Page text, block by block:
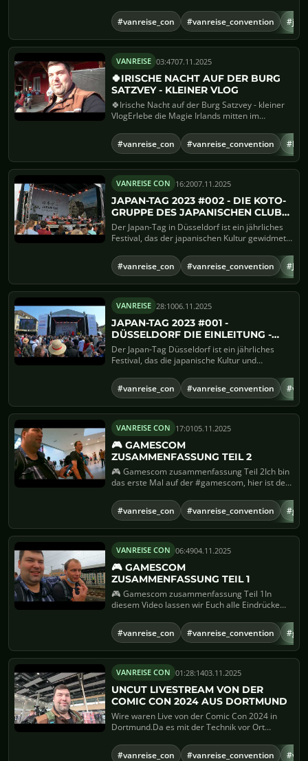
#vanreise_con #vanreise_convention
VANREISE 03:4707.11.2025
🍀IRISCHE NACHT AUF DER BURG
SATZVEY - KLEINER VLOG
🍀Irische Nacht auf der Burg Satzvey - kleiner
VlogErlebe die Magie Irlands mitten im
#vanreise_con #vanreise_convention
VANREISE CON 16:2007.11.2025
JAPAN-TAG 2023 #002 - DIE KOTO-
GRUPPE DES JAPANISCHEN CLUBS
UND DER INTERNATIONALEN
SCHULE
Der Japan-Tag in Düsseldorf ist ein jährliches
Festival, das der japanischen Kultur gewidmet
#vanreise_con #vanreise_convention
VANREISE 28:1006.11.2025
JAPAN-TAG 2023 #001 -
DÜSSELDORF DIE EINLEITUNG -
ERLEBE JAPAN HAUTNAH
Der Japan-Tag Düsseldorf ist ein jährliches
Festival, das die japanische Kultur und
#vanreise_con #vanreise_convention
VANREISE CON 17:0105.11.2025
🎮 GAMESCOM
ZUSAMMENFASSUNG TEIL 2
🎮 Gamescom zusammenfassung Teil 2Ich bin
das erste Mal auf der #gamescom, hier ist der
#vanreise_con #vanreise_convention
VANREISE CON 06:4904.11.2025
🎮 GAMESCOM
ZUSAMMENFASSUNG TEIL 1
🎮 Gamescom zusammenfassung Teil 1In
diesem Video lassen wir Euch alle Eindrücke
#vanreise_con #vanreise_convention
VANREISE CON 01:28:1403.11.2025
UNCUT LIVESTREAM VON DER
COMIC CON 2024 AUS DORTMUND
Wire waren Live von der Comic Con 2024 in
Dortmund.Da es mit der Technik vor Ort
#vanreise_con #vanreise_convention